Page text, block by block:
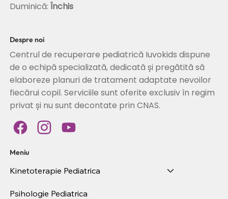
Meniu
Kinetoterapie Pediatrica
Psihologie Pediatrica
Despre noi
Centrul de recuperare pediatrică Iuvokids dispune
de o echipă specializată, dedicată și pregătită să
elaboreze planuri de tratament adaptate nevoilor
fiecărui copil. Serviciile sunt oferite exclusiv în regim
privat și nu sunt decontate prin CNAS.
Duminică: Închis